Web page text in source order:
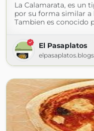
La Calamarata, es un
por su forma similar a
Tambien es conocido
El Pasaplatos